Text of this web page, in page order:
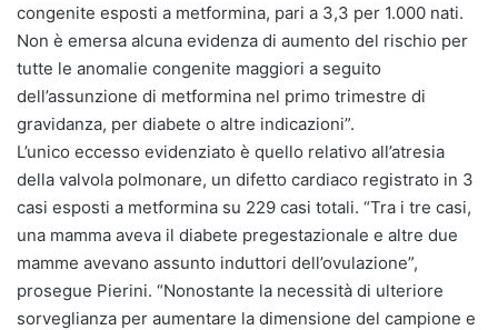
congenite esposti a metformina, pari a 3,3 per 1.000 nati.
Non è emersa alcuna evidenza di aumento del rischio per
tutte le anomalie congenite maggiori a seguito
dell’assunzione di metformina nel primo trimestre di
gravidanza, per diabete o altre indicazioni”.
L’unico eccesso evidenziato è quello relativo all’atresia
della valvola polmonare, un difetto cardiaco registrato in 3
casi esposti a metformina su 229 casi totali. “Tra i tre casi,
una mamma aveva il diabete pregestazionale e altre due
mamme avevano assunto induttori dell’ovulazione”,
prosegue Pierini. “Nonostante la necessità di ulteriore
sorveglianza per aumentare la dimensione del campione e